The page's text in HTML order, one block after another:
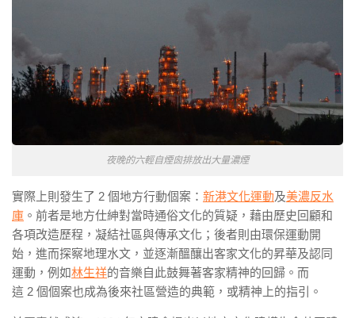
夜晚的六輕自煙囪排放出大量濃煙
實際上則發生了 2 個地方行動個案： 新港文化運動及美濃反水
庫 。前者是地方仕紳對當時通俗文化的質疑，藉由歷史回顧和
各項改造歷程，凝結社區與傳承文化；後者則由環保運動開
始，進而探察地理水文，並逐漸醞釀出客家文化的昇華及認同
運動，例如林生祥的音樂自此鼓舞著客家精神的回歸。而
這 2 個個案也成為後來社區營造的典範，或精神上的指引。